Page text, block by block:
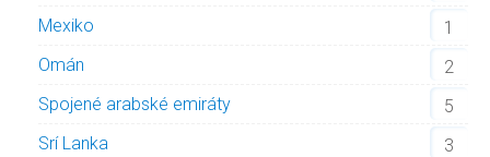
Mexiko
1
Omán
2
Spojené arabské emiráty
5
Srí Lanka
3